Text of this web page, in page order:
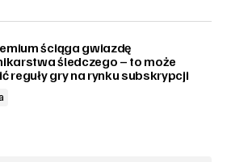
ściąga gwiazdę
śledczego – to może
reguły gry na rynku subskrypcji